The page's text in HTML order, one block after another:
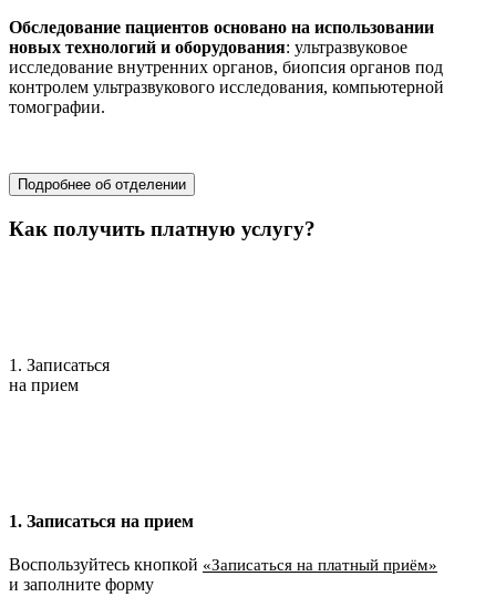
Обследование пациентов основано на использовании
новых технологий и оборудования: ультразвуковое
исследование внутренних органов, биопсия органов под
контролем ультразвукового исследования, компьютерной
томографии.
Подробнее об отделении
Как получить платную услугу?
1. Записаться
на прием
1. Записаться на прием
Воспользуйтесь кнопкой «Записаться на платный приём»
и заполните форму